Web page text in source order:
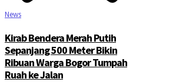
News
Kirab Bendera Merah Putih
Sepanjang 500 Meter Bikin
Ribuan Warga Bogor Tumpah
Ruah ke Jalan